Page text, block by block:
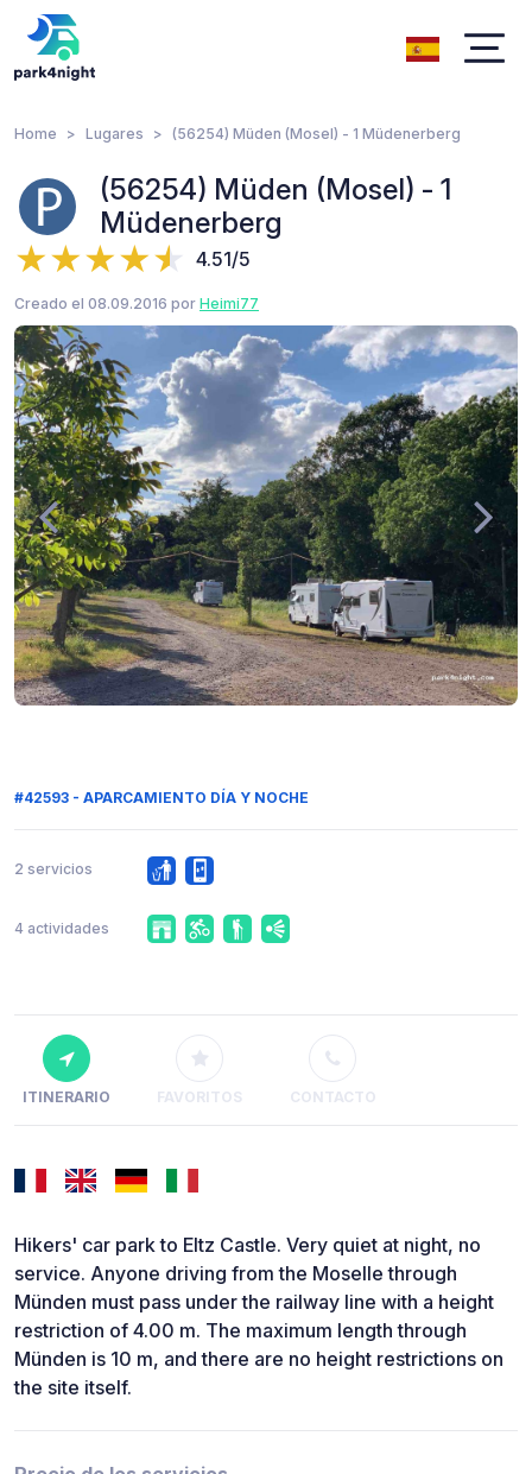
Home Lugares (56254) Müden (Mosel) - 1 Müdenerberg
(56254) Müden (Mosel) - 1
Müdenerberg
4.51/5
Creado el 08.09.2016 por Heimi77
#42593 - APARCAMIENTO DÍA Y NOCHE
2 servicios
4 actividades
ITINERARIO FAVORITOS CONTACTO
Hikers' car park to Eltz Castle. Very quiet at night, no
service. Anyone driving from the Moselle through
Münden must pass under the railway line with a height
restriction of 4.00 m. The maximum length through
Münden is 10 m, and there are no height restrictions on
the site itself.